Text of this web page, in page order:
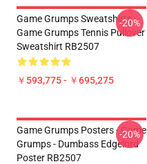
Game Grumps Sweatshirts -
Game Grumps Tennis Pullover
Sweatshirt RB2507
￥593,775 - ￥695,275
-20%
Game Grumps Posters - Game
Grumps - Dumbass Edgelord
Poster RB2507
-20%